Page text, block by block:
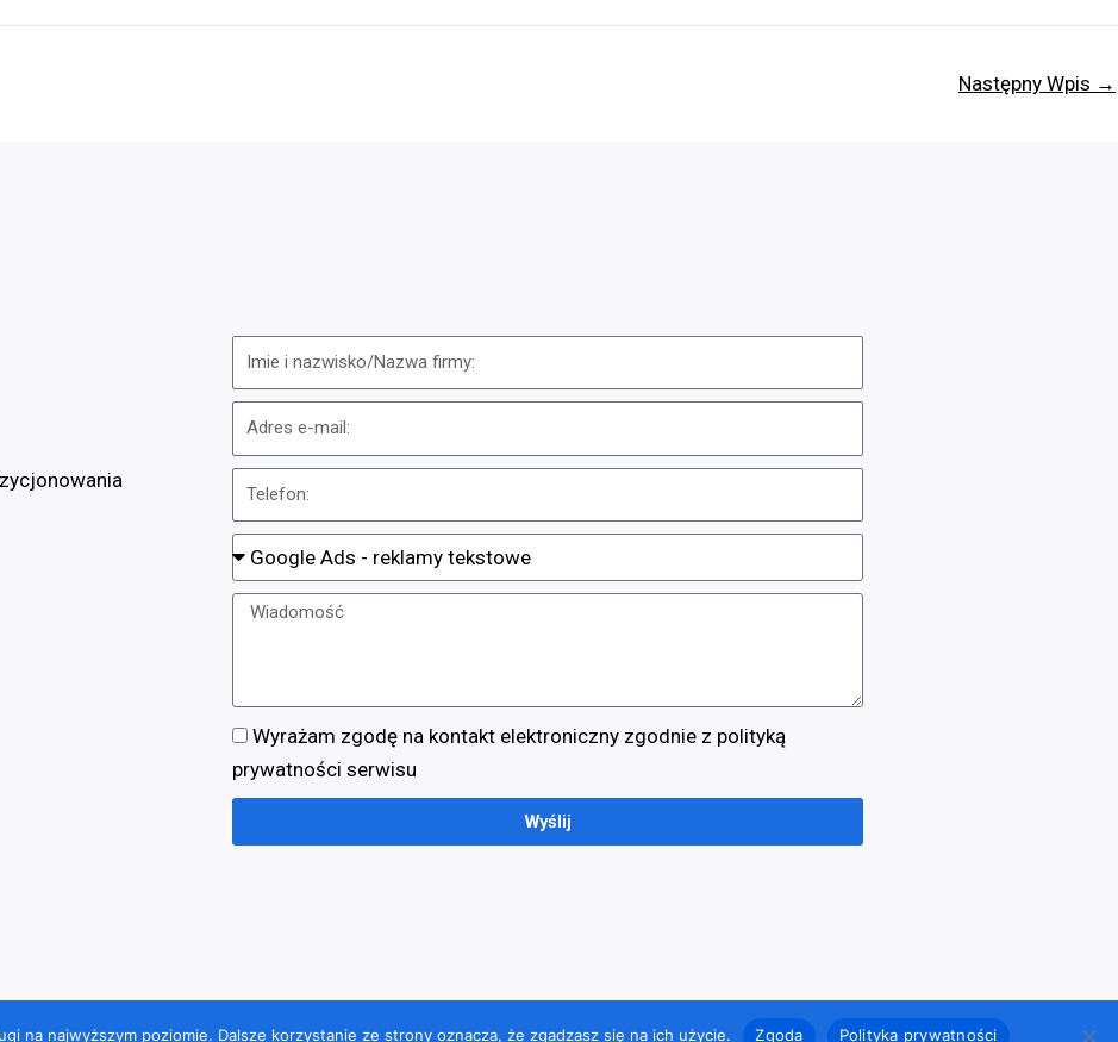
Następny Wpis →
Wyrażam zgodę na kontakt elektroniczny zgodnie z polityką
prywatności serwisu
Wyślij
Polityka Prywatności Strona pod opieką Warsztatu Marketingowego
na najwyższym poziomie. Dalsze korzystanie ze strony oznacza, że zgadzasz się na ich użycie. Zgoda Polityka prywatności